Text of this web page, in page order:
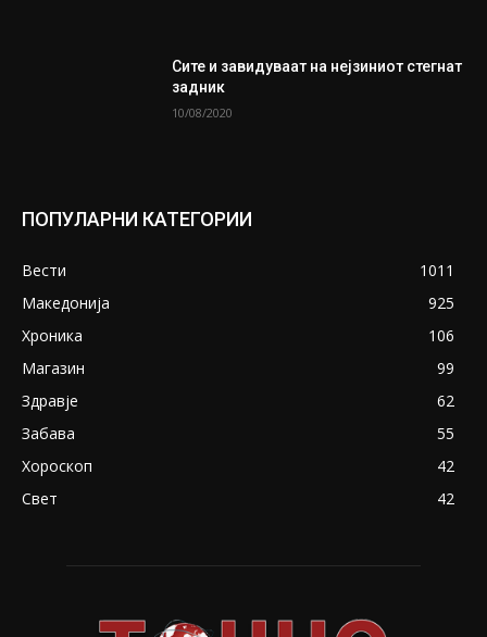
Сите и завидуваат на нејзиниот стегнат
задник
10/08/2020
ПОПУЛАРНИ КАТЕГОРИИ
Вести
1011
Македонија
925
Хроника
106
Магазин
99
Здравје
62
Забава
55
Хороскоп
42
Свет
42